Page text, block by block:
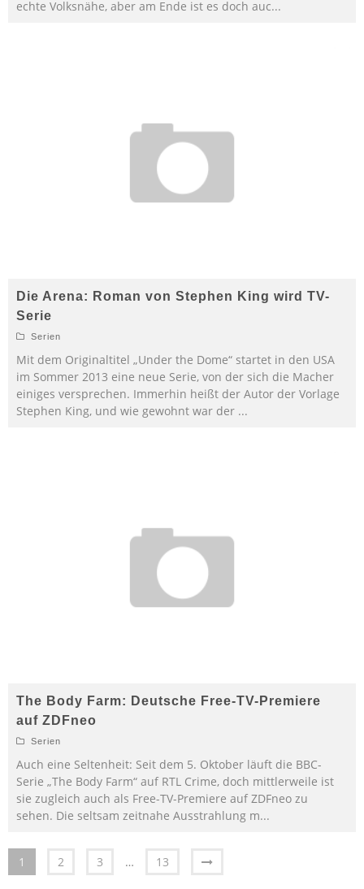
echte Volksnähe, aber am Ende ist es doch auc...
Die Arena: Roman von Stephen King wird TV-
Serie
Serien
Mit dem Originaltitel „Under the Dome“ startet in den USA
im Sommer 2013 eine neue Serie, von der sich die Macher
einiges versprechen. Immerhin heißt der Autor der Vorlage
Stephen King, und wie gewohnt war der ...
The Body Farm: Deutsche Free-TV-Premiere
auf ZDFneo
Serien
Auch eine Seltenheit: Seit dem 5. Oktober läuft die BBC-
Serie „The Body Farm“ auf RTL Crime, doch mittlerweile ist
sie zugleich auch als Free-TV-Premiere auf ZDFneo zu
sehen. Die seltsam zeitnahe Ausstrahlung m...
1 2 3 … 13